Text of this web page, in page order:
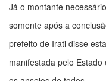
Já o montante
somente após a
prefeito de Irati disse
manifestada pelo